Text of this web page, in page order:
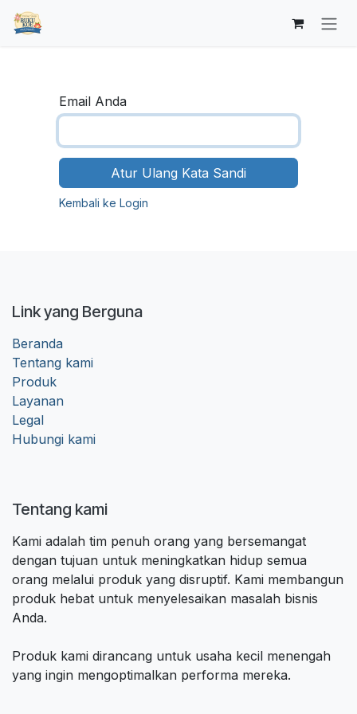
Skip ke Konten
Email Anda
Atur Ulang Kata Sandi
Kembali ke Login
Link yang Berguna
Beranda
Tentang kami
Produk
Layanan
Legal
Hubungi kami
Tentang kami
Kami adalah tim penuh orang yang bersemangat
dengan tujuan untuk meningkatkan hidup semua
orang melalui produk yang disruptif. Kami membangun
produk hebat untuk menyelesaikan masalah bisnis
Anda.
Produk kami dirancang untuk usaha kecil menengah
yang ingin mengoptimalkan performa mereka.